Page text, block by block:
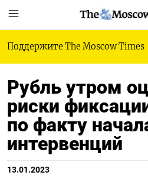
Поддержите The Moscow Times
Рубль утром
риски
по факту
интервенций
13.01.2023